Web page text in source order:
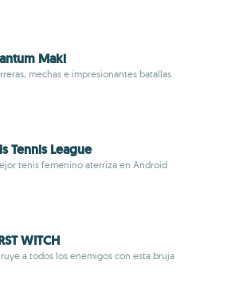
Maki
mechas e impresionantes batallas
Tennis League
tenis femenino aterriza en Android
WITCH
a todos los enemigos con esta bruja